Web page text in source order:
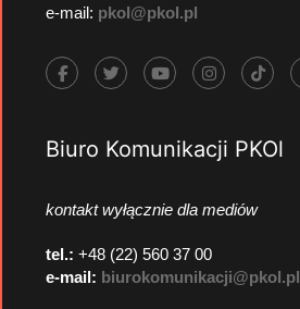
e-mail: pkol@pkol.pl
Biuro Komunikacji PKOl
kontakt wyłącznie dla mediów
tel.: +48 (22) 560 37 00
e-mail: biurokomunikacji@pkol.pl